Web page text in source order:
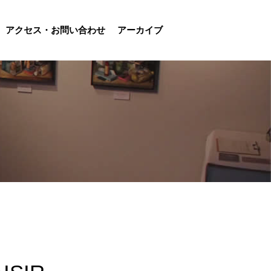
アクセス・お問い合わせ アーカイブ